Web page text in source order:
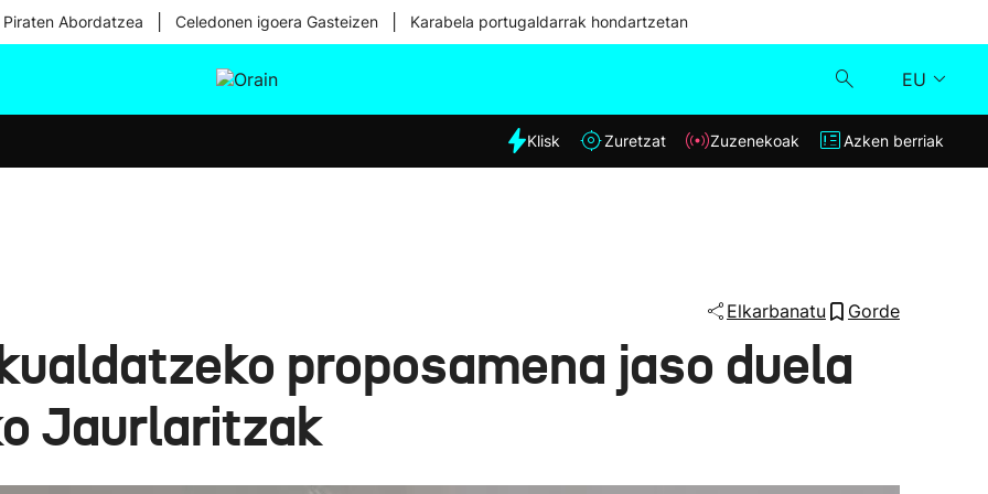
Abordatzea Celedonen igoera Gasteizen Karabela portugaldarrak hondartzetan
EU
Eguraldia
Klisk
Azken berriak
Klisk Zuretzat Zuzenekoak Azken berriak
Elkarbanatu Gorde
proposamena jaso duela
Jaurlaritzak